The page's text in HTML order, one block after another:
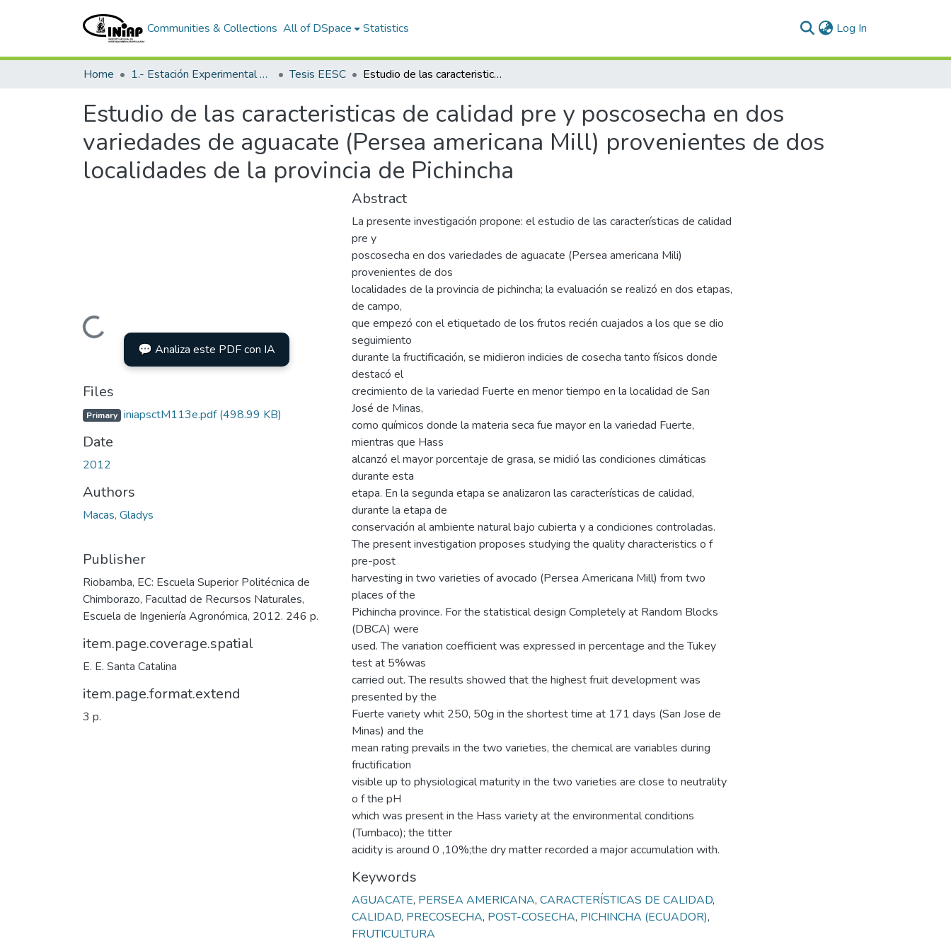
Communities & Collections All of DSpace Statistics Log In
Home 1.- Estación Experimental Santa Catalina Tesis EESC Estudio de las caracteristicas de calidad pre y poscosecha en dos variedades de aguacate (Persea americana Mill) provenientes de dos localidades de la provincia de Pichincha
Estudio de las caracteristicas de calidad pre y poscosecha en dos
variedades de aguacate (Persea americana Mill) provenientes de dos
localidades de la provincia de Pichincha
Loading... 💬 Analiza este PDF con IA
Files
Primary iniapsctM113e.pdf(498.99 KB)
Date
2012
Authors
Macas, Gladys
Publisher
Riobamba, EC: Escuela Superior Politécnica de
Chimborazo, Facultad de Recursos Naturales,
Escuela de Ingeniería Agronómica, 2012. 246 p.
item.page.coverage.spatial
E. E. Santa Catalina
item.page.format.extend
3 p.
Abstract
La presente investigación propone: el estudio de las características de calidad
pre y
poscosecha en dos variedades de aguacate (Persea americana Mili)
provenientes de dos
localidades de la provincia de pichincha; la evaluación se realizó en dos etapas,
de campo,
que empezó con el etiquetado de los frutos recién cuajados a los que se dio
seguimiento
durante la fructificación, se midieron indicies de cosecha tanto físicos donde
destacó el
crecimiento de la variedad Fuerte en menor tiempo en la localidad de San
José de Minas,
como químicos donde la materia seca fue mayor en la variedad Fuerte,
mientras que Hass
alcanzó el mayor porcentaje de grasa, se midió las condiciones climáticas
durante esta
etapa. En la segunda etapa se analizaron las características de calidad,
durante la etapa de
conservación al ambiente natural bajo cubierta y a condiciones controladas.
The present investigation proposes studying the quality characteristics o f
pre-post
harvesting in two varieties of avocado (Persea Americana Mill) from two
places of the
Pichincha province. For the statistical design Completely at Random Blocks
(DBCA) were
used. The variation coefficient was expressed in percentage and the Tukey
test at 5%was
carried out. The results showed that the highest fruit development was
presented by the
Fuerte variety whit 250, 50g in the shortest time at 171 days (San Jose de
Minas) and the
mean rating prevails in the two varieties, the chemical are variables during
fructification
visible up to physiological maturity in the two varieties are close to neutrality
o f the pH
which was present in the Hass variety at the environmental conditions
(Tumbaco); the titter
acidity is around 0 ,10%;the dry matter recorded a major accumulation with.
Keywords
AGUACATE, PERSEA AMERICANA, CARACTERÍSTICAS DE CALIDAD,
CALIDAD, PRECOSECHA, POST-COSECHA, PICHINCHA (ECUADOR),
FRUTICULTURA